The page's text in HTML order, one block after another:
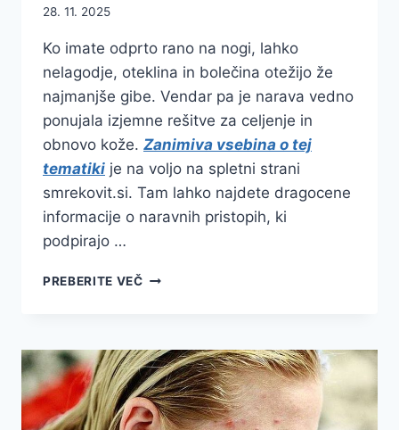
28. 11. 2025
Ko imate odprto rano na nogi, lahko
nelagodje, oteklina in bolečina otežijo že
najmanjše gibe. Vendar pa je narava vedno
ponujala izjemne rešitve za celjenje in
obnovo kože. Zanimiva vsebina o tej
tematiki je na voljo na spletni strani
smrekovit.si. Tam lahko najdete dragocene
informacije o naravnih pristopih, ki
podpirajo …
PREBERITE VEČODPRTA
SE
LAHKO
POCELI
S
POMOČJO